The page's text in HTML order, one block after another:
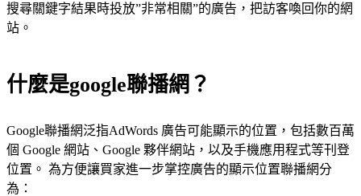
搜尋關鍵字結果時投放”非常相關”的廣告，把訪客喚回你的網
站。
什麼是google聯播網？
Google聯播網泛指AdWords 廣告可能顯示的位置，包括數百萬
個 Google 網站、Google 夥伴網站，以及手機應用程式等刊登
位置。 為方便讓買家進一步掌控廣告的顯示位置聯播網分
為：